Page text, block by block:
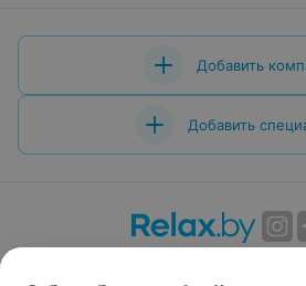
Добавить
Добавить